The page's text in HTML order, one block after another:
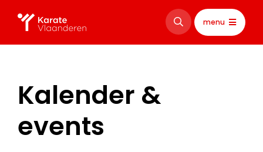
menu
Kalender &
events